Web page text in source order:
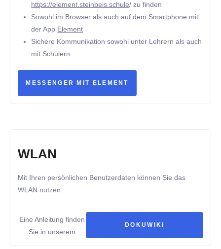
https://element.steinbeis.schule/ zu finden
Sowohl im Browser als auch auf dem Smartphone mit
der App Element
Sichere Kommunikation sowohl unter Lehrern als auch
mit Schülern
MESSENGER MIT ELEMENT
WLAN
Mit Ihren persönlichen Benutzerdaten können Sie das
WLAN nutzen.
Eine Anleitung finden
Sie in unserem
DOKUWIKI